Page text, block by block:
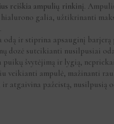
reiškia ampulių rinkinį.
galia, užtikrinanti
odą ir stiprina apsauginį
dozė suteikianti nusilpusiai
puikų švytėjimą ir lygią,
veikianti ampulė, mažinanti
ir atgaivina pažeistą, nusilpusią